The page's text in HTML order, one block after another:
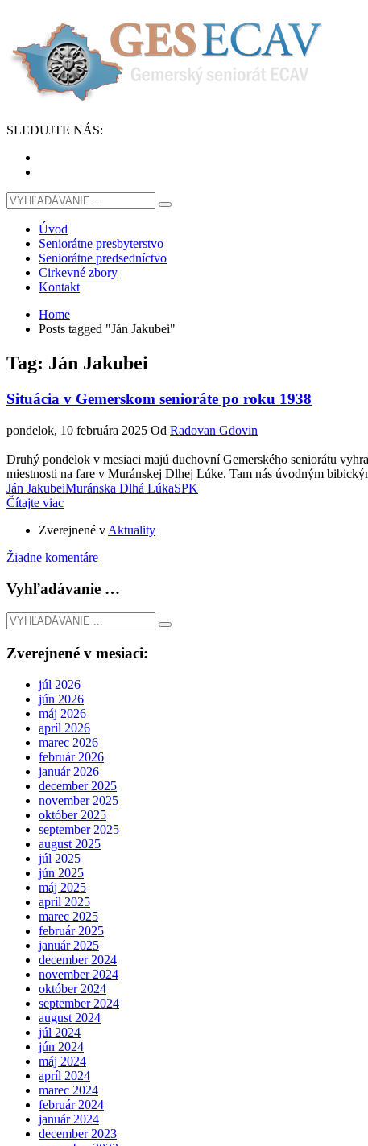
SLEDUJTE NÁS:
Úvod
Seniorátne presbyterstvo
Seniorátne predsedníctvo
Cirkevné zbory
Kontakt
Home
Posts tagged "Ján Jakubei"
Tag: Ján Jakubei
Situácia v Gemerskom senioráte po roku 1938
pondelok, 10 februára 2025 Od Radovan Gdovin
Druhý pondelok v mesiaci majú duchovní Gemerského seniorátu
miestnosti na fare v Muránskej Dlhej Lúke. Tam nás úvodným
Ján JakubeiMuránska Dlhá LúkaSPK
Čítajte viac
Zverejnené v Aktuality
Žiadne komentáre
Vyhľadávanie …
Zverejnené v mesiaci:
júl 2026
jún 2026
máj 2026
apríl 2026
marec 2026
február 2026
január 2026
december 2025
november 2025
október 2025
september 2025
august 2025
júl 2025
jún 2025
máj 2025
apríl 2025
marec 2025
február 2025
január 2025
december 2024
november 2024
október 2024
september 2024
august 2024
júl 2024
jún 2024
máj 2024
apríl 2024
marec 2024
február 2024
január 2024
december 2023